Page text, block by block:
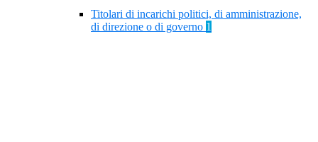
Titolari di incarichi politici, di amministrazione,
di direzione o di governo 1